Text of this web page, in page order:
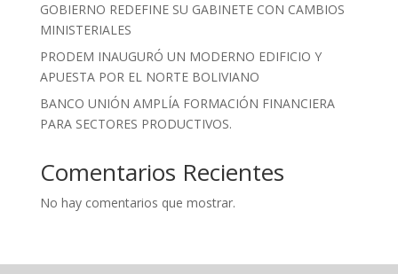
GOBIERNO REDEFINE SU GABINETE CON CAMBIOS
MINISTERIALES
PRODEM INAUGURÓ UN MODERNO EDIFICIO Y
APUESTA POR EL NORTE BOLIVIANO
BANCO UNIÓN AMPLÍA FORMACIÓN FINANCIERA
PARA SECTORES PRODUCTIVOS.
Comentarios Recientes
No hay comentarios que mostrar.